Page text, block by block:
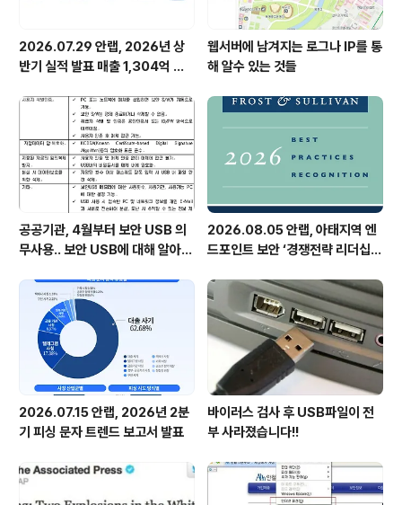
2026.07.29 안랩, 2026년 상
반기 실적 발표 매출 1,304억 원,
웹서버에 남겨지는 로그나 IP를 통
해 알수 있는 것들
공공기관, 4월부터 보안 USB 의
무사용.. 보안 USB에 대해 알아봅
2026.08.05 안랩, 아태지역 엔
드포인트 보안 ‘경쟁전략 리더십’
2026.07.15 안랩, 2026년 2분
기 피싱 문자 트렌드 보고서 발표
바이러스 검사 후 USB파일이 전
부 사라졌습니다!!